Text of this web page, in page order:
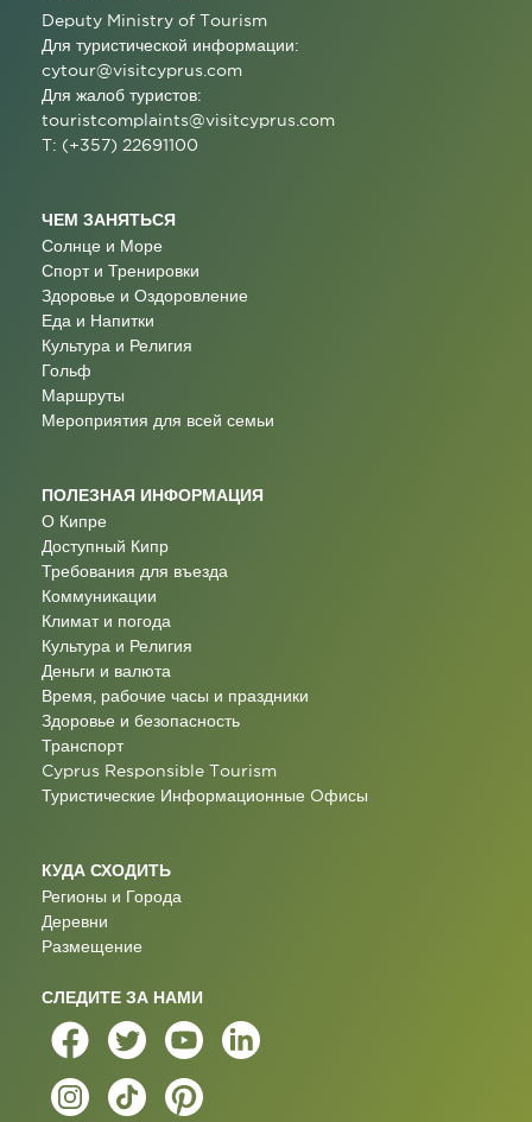
Deputy Ministry of Tourism
Для туристической информации:
cytour@visitcyprus.com
Для жалоб туристов:
touristcomplaints@visitcyprus.com
T: (+357) 22691100
ЧЕМ ЗАНЯТЬСЯ
Солнце и Море
Спорт и Тренировки
Здоровье и Оздоровление
Еда и Напитки
Культура и Религия
Гольф
Маршруты
Мероприятия для всей семьи
ПОЛЕЗНАЯ ИНФОРМАЦИЯ
О Кипре
Доступный Кипр
Требования для въезда
Коммуникации
Климат и погода
Культура и Религия
Деньги и валюта
Время, рабочие часы и праздники
Здоровье и безопасность
Транспорт
Cyprus Responsible Tourism
Туристические Информационные Oфисы
КУДА СХОДИТЬ
Регионы и Города
Деревни
Размещение
СЛЕДИТЕ ЗА НАМИ